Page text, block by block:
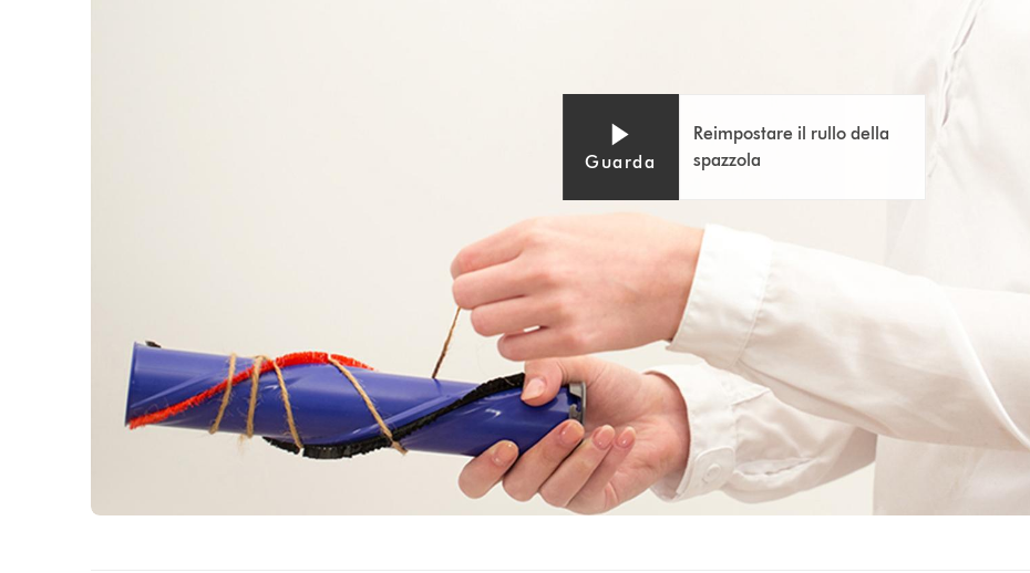
Transcript
Guarda
Reimpostare il rullo della
spazzola